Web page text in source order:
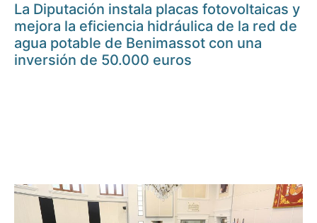
La Diputación instala placas fotovoltaicas y
mejora la eficiencia hidráulica de la red de
agua potable de Benimassot con una
inversión de 50.000 euros